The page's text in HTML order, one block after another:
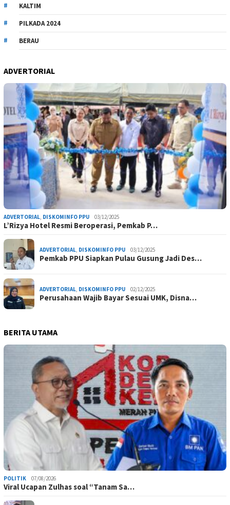
KALTIM
PILKADA 2024
BERAU
ADVERTORIAL
ADVERTORIAL, DISKOMINFO PPU 03/12/2025
L’Rizya Hotel Resmi Beroperasi, Pemkab P…
ADVERTORIAL, DISKOMINFO PPU 03/12/2025
Pemkab PPU Siapkan Pulau Gusung Jadi Des…
ADVERTORIAL, DISKOMINFO PPU 02/12/2025
Perusahaan Wajib Bayar Sesuai UMK, Disna…
BERITA UTAMA
POLITIK 07/08/2026
Viral Ucapan Zulhas soal “Tanam Sa…